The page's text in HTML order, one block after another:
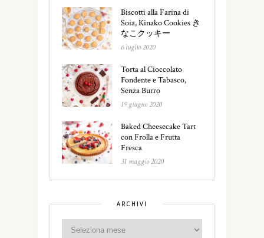
Biscotti alla Farina di
Soia, Kinako Cookies き
なこクッキー
6 luglio 2020
Torta al Cioccolato
Fondente e Tabasco,
Senza Burro
19 giugno 2020
Baked Cheesecake Tart
con Frolla e Frutta
Fresca
31 maggio 2020
ARCHIVI